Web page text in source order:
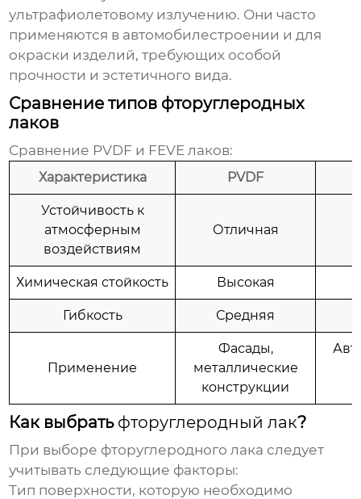
ультрафиолетовому излучению. Они часто
применяются в автомобилестроении и для
окраски изделий, требующих особой
прочности и эстетичного вида.
Сравнение типов фторуглеродных
лаков
Сравнение PVDF и FEVE лаков:
Характеристика PVDF
Устойчивость к
атмосферным
воздействиям
Отличная
Химическая стойкость Высокая
Гибкость Средняя
Применение
Фасады,
металлические
конструкции
Как выбрать фторуглеродный лак?
При выборе фторуглеродного лака следует
учитывать следующие факторы:
Тип поверхности, которую необходимо